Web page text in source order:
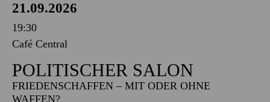
21.09.2026
19:30
Café Central
POLITISCHER SALON
FRIEDENSCHAFFEN – MIT ODER OHNE
WAFFEN?